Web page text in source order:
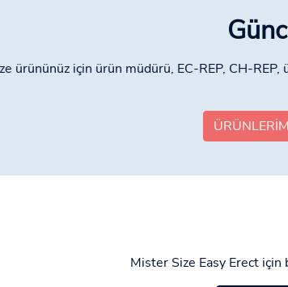
ürününüz için ürün müdürü, EC-REP, CH-
Mister Size Easy Erect için